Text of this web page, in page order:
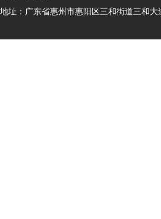
地址： 广东省惠州市惠阳区三和街道三和大